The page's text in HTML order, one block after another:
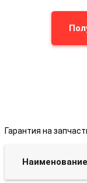
Гарантия на